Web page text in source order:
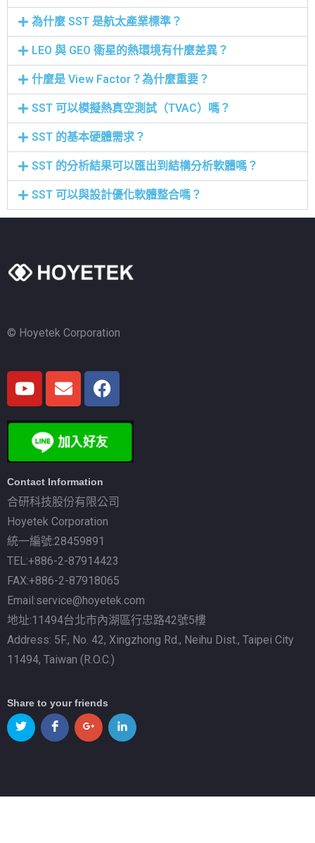
為什麼 SST 是航太產業標準？
LEO 與 GEO 衛星的熱環境有什麼差異？
什麼是 View Factor？為什麼重要？
SST 可以模擬熱真空測試（TVAC）嗎？
SST 的基本硬體需求？
SST 的分析結果可以匯出到結構分析軟體嗎？
SST 可以與設計優化軟體整合嗎？
© Hoyetek Corporation
Contact Information
合研科技股份有限公司
Hoyetek Corporation
統一編號:28459891
TEL:+886-2-87914423
FAX:+886-2-87918065
Email:service@hoyetek.com
地址:11494台北市內湖區行忠路42號5樓
Address: 5F., No. 42, Xingzhong Rd., Neihu Dist., Taipei City
11494, Taiwan (R.O.C.)
Share to your friends